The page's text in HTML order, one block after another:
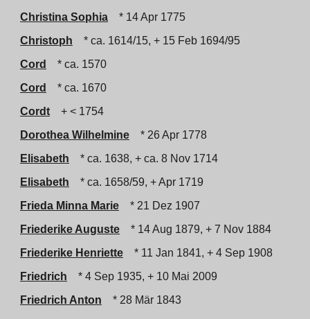
Christina Sophia
* 14 Apr 1775
Christoph
* ca. 1614/15, + 15 Feb 1694/95
Cord
* ca. 1570
Cord
* ca. 1670
Cordt
+ < 1754
Dorothea Wilhelmine
* 26 Apr 1778
Elisabeth
* ca. 1638, + ca. 8 Nov 1714
Elisabeth
* ca. 1658/59, + Apr 1719
Frieda Minna Marie
* 21 Dez 1907
Friederike Auguste
* 14 Aug 1879, + 7 Nov 1884
Friederike Henriette
* 11 Jan 1841, + 4 Sep 1908
Friedrich
* 4 Sep 1935, + 10 Mai 2009
Friedrich Anton
* 28 Mär 1843